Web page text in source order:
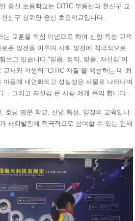
중신 초등학교는 CITIC 부동산과 천신구 교
신구 칭위안 중신 초등학교입니다.
는 교훈을 핵심 이념으로 하여 신앙 특성 교육
운 발전을 이루며 사회 발전에 적극적으로
쓰고 있습니다.“믿음, 정직, 믿음, 자신감”이
사와 학생의 “CITIC 자질”을 육성하는 데 최
음에 내면화되고 성실성은 사물로 나타나며
. , 그리고 자신감 은 사람 에게 유익 합니다 .
호남 명문 학교, 신념 특성, 양질의 교육입니
사회발전에 적극적으로 참여할 수 있는 인재